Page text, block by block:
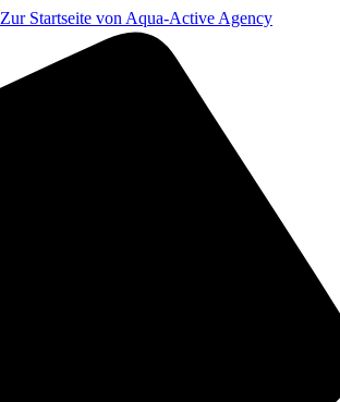
Zur Startseite von Aqua-Active Agency